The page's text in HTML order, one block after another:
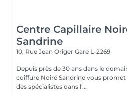
Centre Capillaire
Sandrine
10, Rue Jean Origer Gare L-2269
Depuis près de 30 ans dans le
coiffure Noiré Sandrine vous
des spécialistes dans l'...